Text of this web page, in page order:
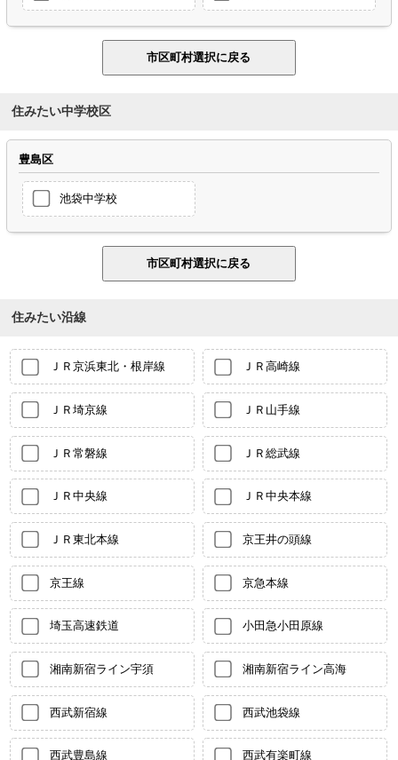
住みたい中学校区
豊島区
池袋中学校
住みたい沿線
ＪＲ京浜東北・根岸線 ＪＲ高崎線
ＪＲ埼京線 ＪＲ山手線
ＪＲ常磐線 ＪＲ総武線
ＪＲ中央線 ＪＲ中央本線
ＪＲ東北本線 京王井の頭線
京王線 京急本線
埼玉高速鉄道 小田急小田原線
湘南新宿ライン宇須 湘南新宿ライン高海
西武新宿線 西武池袋線
西武豊島線 西武有楽町線